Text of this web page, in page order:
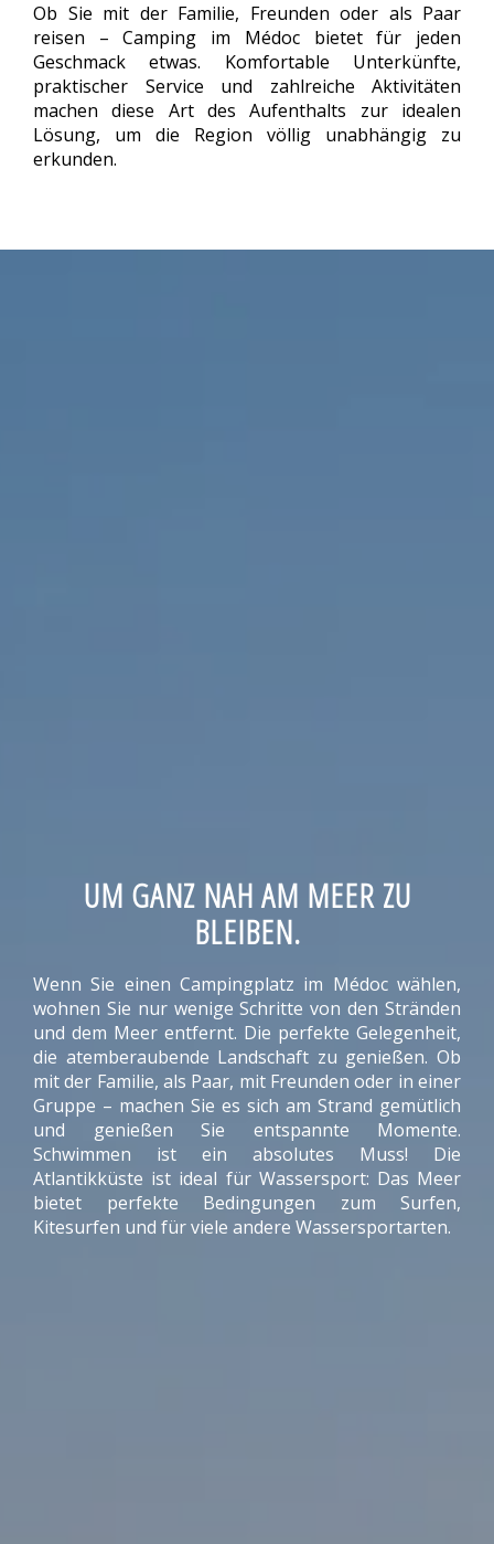
Ob Sie mit der Familie, Freunden oder als Paar
reisen – Camping im Médoc bietet für jeden
Geschmack etwas. Komfortable Unterkünfte,
praktischer Service und zahlreiche Aktivitäten
machen diese Art des Aufenthalts zur idealen
Lösung, um die Region völlig unabhängig zu
erkunden.
UM GANZ NAH AM MEER ZU
BLEIBEN.
Wenn Sie einen Campingplatz im Médoc wählen,
wohnen Sie nur wenige Schritte von den Stränden
und dem Meer entfernt. Die perfekte Gelegenheit,
die atemberaubende Landschaft zu genießen. Ob
mit der Familie, als Paar, mit Freunden oder in einer
Gruppe – machen Sie es sich am Strand gemütlich
und genießen Sie entspannte Momente.
Schwimmen ist ein absolutes Muss! Die
Atlantikküste ist ideal für Wassersport: Das Meer
bietet perfekte Bedingungen zum Surfen,
Kitesurfen und für viele andere Wassersportarten.